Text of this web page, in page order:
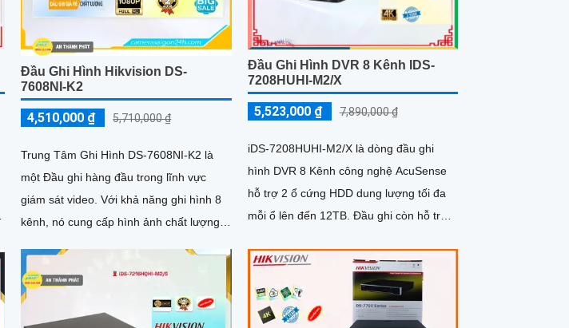
Đầu Ghi Hình Hikvision DS-
7608NI-K2
4,510,000 ₫ 5,710,000 ₫
Trung Tâm Ghi Hình DS-7608NI-K2 là
một Đầu ghi hàng đầu trong lĩnh vực
giám sát video. Với khả năng ghi hình 8
kênh, nó cung cấp hình ảnh chất lượng
Đầu Ghi Hình DVR 8 Kênh IDS-
7208HUHI-M2/X
5,523,000 ₫ 7,890,000 ₫
iDS-7208HUHI-M2/X là dòng đầu ghi
hình DVR 8 Kênh công nghệ AcuSense
hỗ trợ 2 ổ cứng HDD dung lượng tối đa
mỗi ổ lên đến 12TB. Đầu ghi còn hỗ trợ